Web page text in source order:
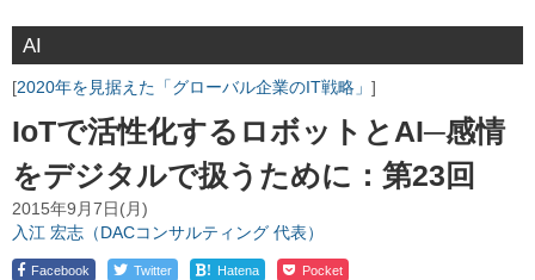
AI
2020年を見据えた「グローバル企業のIT戦略」
IoTで活性化するロボットとAI─感情
をデジタルで扱うために：第23回
2015年9月7日(月)
入江 宏志（DACコンサルティング 代表）
Facebook Twitter ! Hatena Pocket